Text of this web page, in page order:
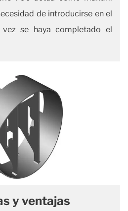
de introducirse en el
se haya completado el
y ventajas